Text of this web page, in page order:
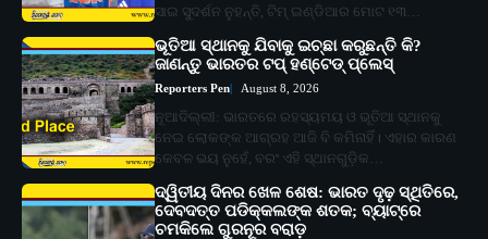
ସାଇ ସୁଦର୍ଶନ ନୁହନ୍ତି, ଟିମ୍ ଇଣ୍ଡିଆର ମୋଟ ୧୩…
ଭୂତିଆ ସ୍ଥାନକୁ ଯିବାକୁ ଇଚ୍ଛା କରୁଛନ୍ତି କି?
ଜାଣନ୍ତୁ ଭାରତର ଟପ୍‌ ହଣ୍ଟେଡ୍‌ ପ୍ଲେସ୍‌
Reporters Pen August 8, 2026
ନୂଆଦିଲ୍ଲୀ: ଭାରତରେ ରହସ୍ୟମୟ ଓ ଭୂତିଆ ସ୍ଥାନକୁ
ନେଇ ଲୋକଙ୍କ ଆଗ୍ରହ ଆଜି ବି କମିନାହିଁ। ଏହାର କାରଣ
କେବଳ ଭୟ ନୁହେଁ, ବରଂ ଏହି ସ୍ଥାନଗୁଡ଼ିକ…
ଦ୍ୱିତୀୟ ଦିନର ଖେଳ ଶେଷ: ଭାରତ ଦୃଢ଼ ସ୍ଥିତିରେ,
ଦେବଦତ୍ତ ପଡିକ୍କଲଙ୍କ ଶତକ; ବ୍ୟାଟ୍‌ରେ
ଚମକିଲେ ଗୁରନୂର ବରାଡ଼